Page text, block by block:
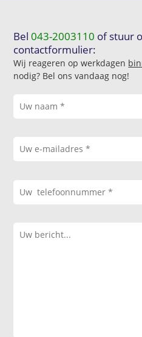
Bel043-2003110 of stuur
contactformulier:
Wij reageren op werkdagen
nodig? Bel ons vandaag nog!